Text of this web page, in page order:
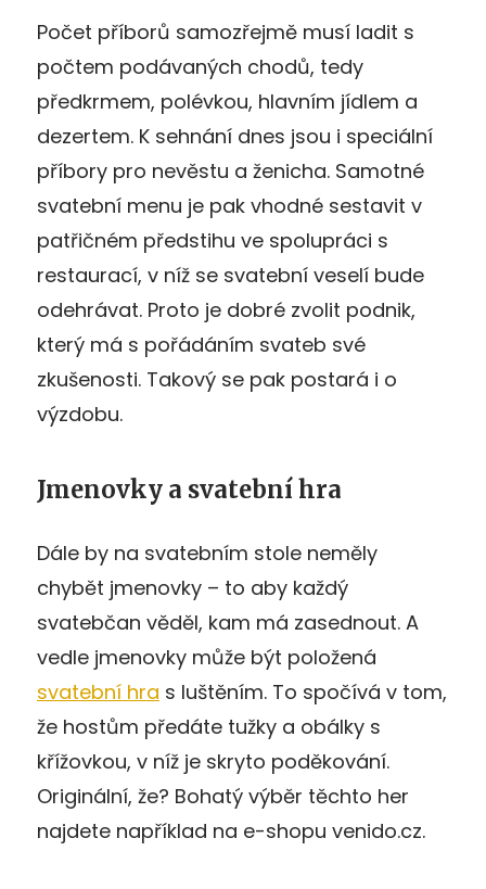
Počet příborů samozřejmě musí ladit s
počtem podávaných chodů, tedy
předkrmem, polévkou, hlavním jídlem a
dezertem. K sehnání dnes jsou i speciální
příbory pro nevěstu a ženicha. Samotné
svatební menu je pak vhodné sestavit v
patřičném předstihu ve spolupráci s
restaurací, v níž se svatební veselí bude
odehrávat. Proto je dobré zvolit podnik,
který má s pořádáním svateb své
zkušenosti. Takový se pak postará i o
výzdobu.
Jmenovky a svatební hra
Dále by na svatebním stole neměly
chybět jmenovky – to aby každý
svatebčan věděl, kam má zasednout. A
vedle jmenovky může být položená
svatební hra s luštěním. To spočívá v tom,
že hostům předáte tužky a obálky s
křížovkou, v níž je skryto poděkování.
Originální, že? Bohatý výběr těchto her
najdete například na e-shopu venido.cz.